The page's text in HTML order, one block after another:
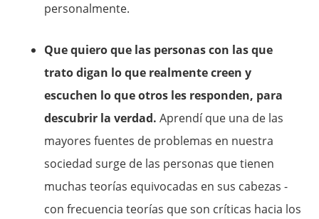
personalmente.
Que quiero que las personas con las que
trato digan lo que realmente creen y
escuchen lo que otros les responden, para
descubrir la verdad. Aprendí que una de las
mayores fuentes de problemas en nuestra
sociedad surge de las personas que tienen
muchas teorías equivocadas en sus cabezas -
con frecuencia teorías que son críticas hacia los